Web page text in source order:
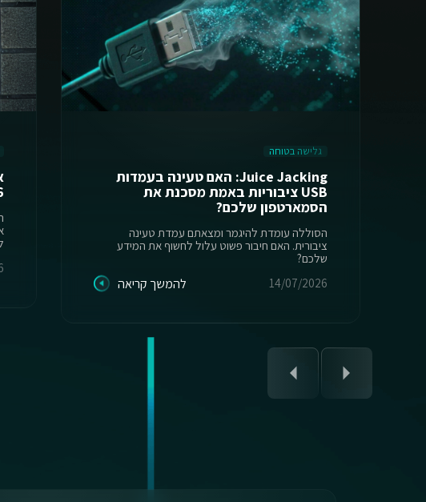
גלישה בטוחה
Juice Jacking: האם טעינה בעמדות
USB ציבוריות באמת מסכנת את
הסמארטפון שלכם?
הסוללה עומדת להיגמר ומצאתם עמדת טעינה
ציבורית. האם חיבור פשוט עלול לחשוף את המידע
שלכם?
14/07/2026
להמשך קריאה